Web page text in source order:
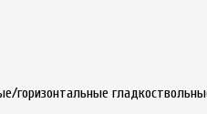
горизонтальные